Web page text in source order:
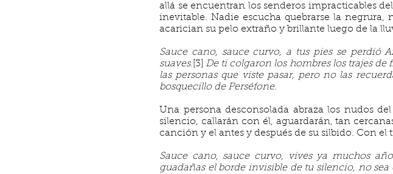
allá se encuentran los senderos impracticables
inevitable. Nadie escucha quebrarse la
acarician su pelo extraño y brillante luego de la
Sauce cano, sauce curvo, a tus pies se perdió
suaves. [3]
De ti colgaron los hombres los trajes de
las personas que viste pasar, pero no las
bosquecillo de Perséfone.
Una persona desconsolada abraza los nudos
silencio, callarán con él, aguardarán, tan
canción y el antes y después de su silbido. Con
Sauce cano, sauce curvo, vives ya muchos
guadañas el borde invisible de tu silencio, no